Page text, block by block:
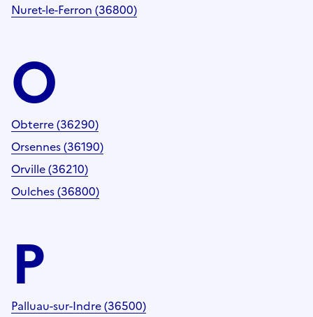
Nuret-le-Ferron (36800)
O
Obterre (36290)
Orsennes (36190)
Orville (36210)
Oulches (36800)
P
Palluau-sur-Indre (36500)